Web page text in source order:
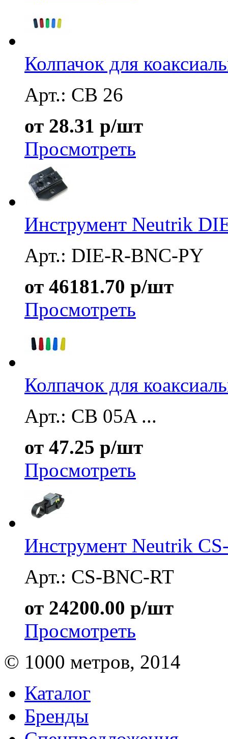
Колпачок для
Арт.: CB 26
от 28.31 р/шт
Просмотреть
Инструмент Neutrik
Арт.: DIE-R-BNC-PY
от 46181.70 р/шт
Просмотреть
Колпачок для
Арт.: CB 05A ...
от 47.25 р/шт
Просмотреть
Инструмент Neutrik
Арт.: CS-BNC-RT
от 24200.00 р/шт
Просмотреть
© 1000 метров, 2014
Каталог
Бренды